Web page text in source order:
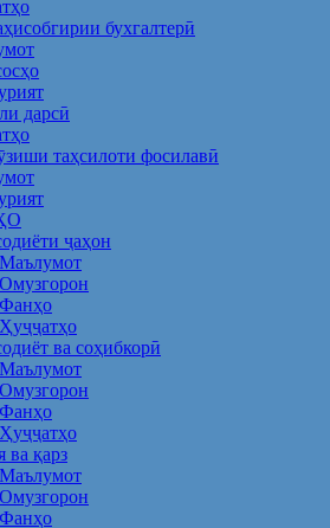
бухгалтерӣ
дарсӣ
таҳсилоти фосилавӣ
ҷаҳон
Маълумот
Омузгорон
Фанҳо
Ҳуҷҷатҳо
ва соҳибкорӣ
Маълумот
Омузгорон
Фанҳо
Ҳуҷҷатҳо
ва қарз
Маълумот
Омузгорон
Фанҳо